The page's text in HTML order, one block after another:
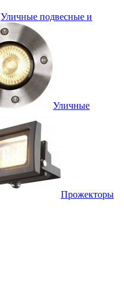
Уличные подвесные и
Уличные
Прожекторы